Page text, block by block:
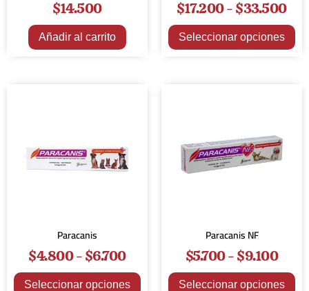
$14.500
Añadir al carrito
$17.200-$33.500
Seleccionar opciones
Paracanis
$4.800-$6.700
Seleccionar opciones
Paracanis NF
$5.700-$9.100
Seleccionar opciones